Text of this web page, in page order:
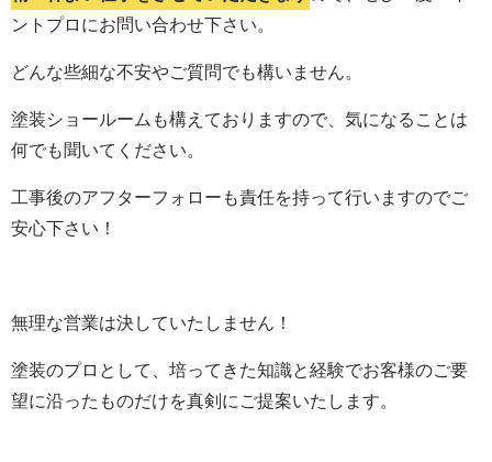
ントプロにお問い合わせ下さい。
どんな些細な不安やご質問でも構いません。
塗装ショールームも構えておりますので、気になることは
何でも聞いてください。
工事後のアフターフォローも責任を持って行いますのでご
安心下さい！
無理な営業は決していたしません！
塗装のプロとして、培ってきた知識と経験でお客様のご要
望に沿ったものだけを真剣にご提案いたします。